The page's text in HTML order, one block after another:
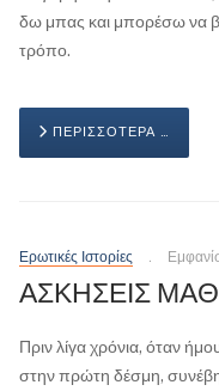
δω μπας και μπορέσω να
τρόπο.
ΠΕΡΙΣΣΌΤΕΡΑ …
Ερωτικές Ιστορίες
ΑΣΚΗΣΕΙΣ
Πριν λίγα χρόνια, όταν
στην πρώτη δέσμη, συνέβη